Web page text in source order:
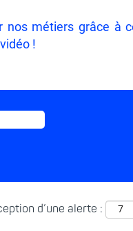
nos métiers grâce à
!
d’une alerte :